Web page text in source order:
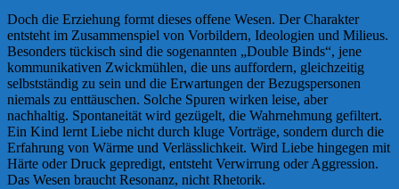
Doch die Erziehung formt dieses offene Wesen. Der Charakter
entsteht im Zusammenspiel von Vorbildern, Ideologien und Milieus.
Besonders tückisch sind die sogenannten „Double Binds“, jene
kommunikativen Zwickmühlen, die uns auffordern, gleichzeitig
selbstständig zu sein und die Erwartungen der Bezugspersonen
niemals zu enttäuschen. Solche Spuren wirken leise, aber
nachhaltig. Spontaneität wird gezügelt, die Wahrnehmung gefiltert.
Ein Kind lernt Liebe nicht durch kluge Vorträge, sondern durch die
Erfahrung von Wärme und Verlässlichkeit. Wird Liebe hingegen mit
Härte oder Druck gepredigt, entsteht Verwirrung oder Aggression.
Das Wesen braucht Resonanz, nicht Rhetorik.